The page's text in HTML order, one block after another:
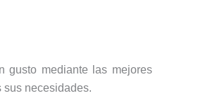
gusto mediante las mejores
sus necesidades.